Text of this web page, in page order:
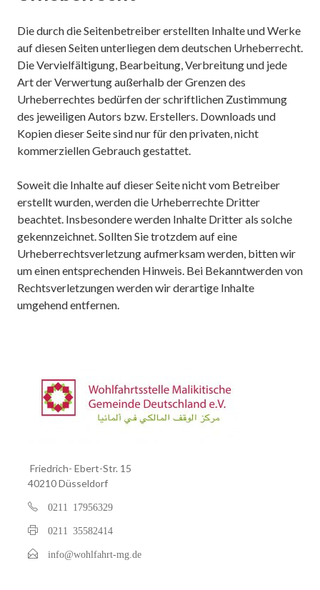
Die durch die Seitenbetreiber erstellten Inhalte und Werke
auf diesen Seiten unterliegen dem deutschen Urheberrecht.
Die Vervielfältigung, Bearbeitung, Verbreitung und jede
Art der Verwertung außerhalb der Grenzen des
Urheberrechtes bedürfen der schriftlichen Zustimmung
des jeweiligen Autors bzw. Erstellers. Downloads und
Kopien dieser Seite sind nur für den privaten, nicht
kommerziellen Gebrauch gestattet.
Soweit die Inhalte auf dieser Seite nicht vom Betreiber
erstellt wurden, werden die Urheberrechte Dritter
beachtet. Insbesondere werden Inhalte Dritter als solche
gekennzeichnet. Sollten Sie trotzdem auf eine
Urheberrechtsverletzung aufmerksam werden, bitten wir
um einen entsprechenden Hinweis. Bei Bekanntwerden von
Rechtsverletzungen werden wir derartige Inhalte
umgehend entfernen.
Friedrich- Ebert-Str. 15
40210 Düsseldorf
0211 17956329
0211 35582414
info@wohlfahrt-mg.de